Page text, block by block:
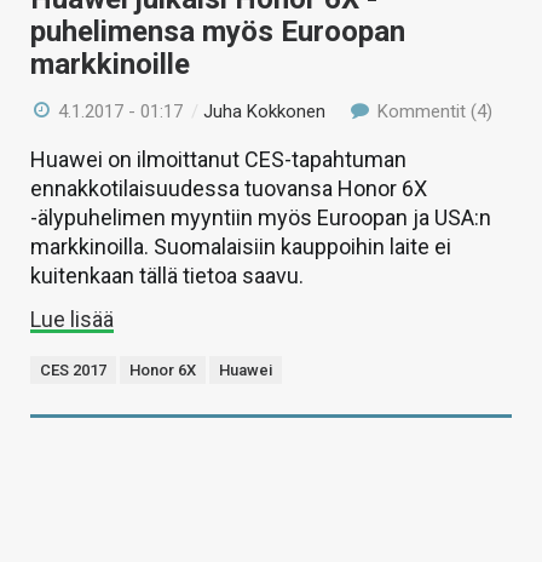
puhelimensa myös Euroopan
markkinoille
4.1.2017 - 01:17 /Juha Kokkonen Kommentit (4)
Huawei on ilmoittanut CES-tapahtuman
ennakkotilaisuudessa tuovansa Honor 6X
-älypuhelimen myyntiin myös Euroopan ja USA:n
markkinoilla. Suomalaisiin kauppoihin laite ei
kuitenkaan tällä tietoa saavu.
Lue lisää
CES 2017 Honor 6X Huawei